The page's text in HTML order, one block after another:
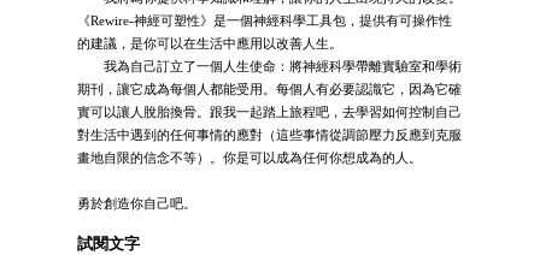
《Rewire-神經可塑性》是一個神經科學工具包，提供有可操作性
的建議，是你可以在生活中應用以改善人生。
我為自己訂立了一個人生使命：將神經科學帶離實驗室和學術
期刊，讓它成為每個人都能受用。每個人有必要認識它，因為它確
實可以讓人脫胎換骨。跟我一起踏上旅程吧，去學習如何控制自己
對生活中遇到的任何事情的應對（這些事情從調節壓力反應到克服
畫地自限的信念不等）。你是可以成為任何你想成為的人。
勇於創造你自己吧。
試閱文字